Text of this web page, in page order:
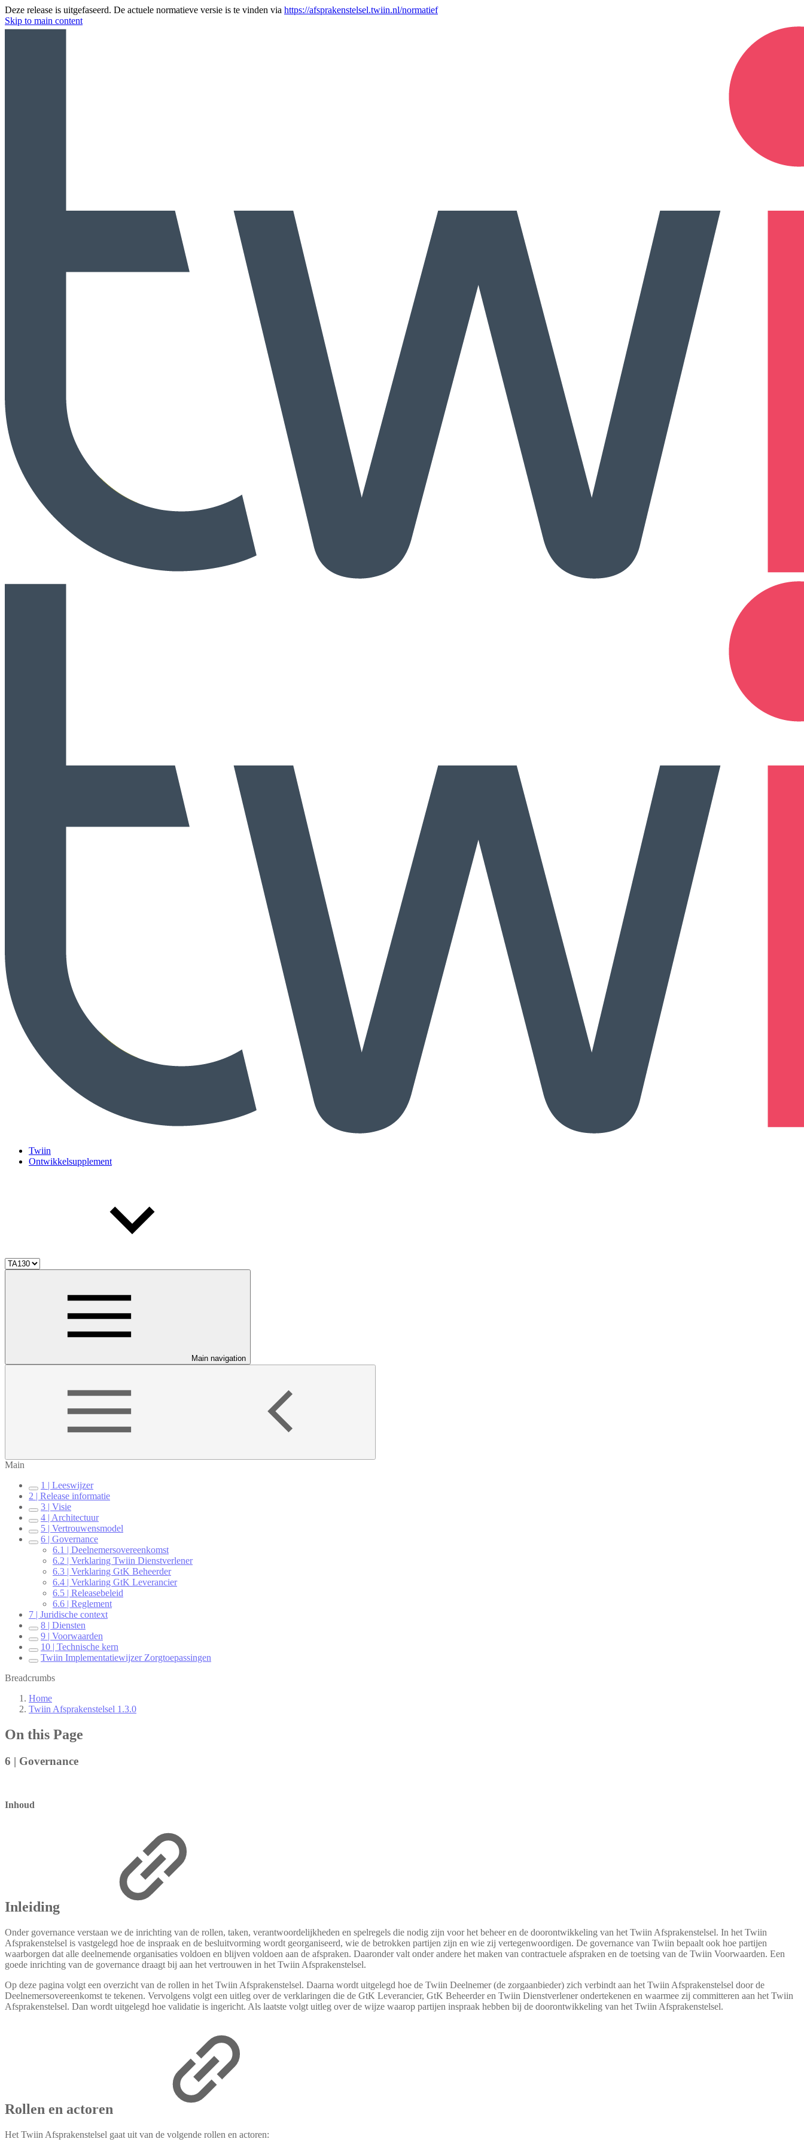
Deze release is uitgefaseerd. De actuele normatieve versie is te vinden via https://afsprakenstelsel.twiin.nl/normatief
Skip to main content
Twiin
Ontwikkelsupplement
Main navigation
Main
1 | Leeswijzer
2 | Release informatie
3 | Visie
4 | Architectuur
5 | Vertrouwensmodel
6 | Governance
6.1 | Deelnemersovereenkomst
6.2 | Verklaring Twiin Dienstverlener
6.3 | Verklaring GtK Beheerder
6.4 | Verklaring GtK Leverancier
6.5 | Releasebeleid
6.6 | Reglement
7 | Juridische context
8 | Diensten
9 | Voorwaarden
10 | Technische kern
Twiin Implementatiewijzer Zorgtoepassingen
Breadcrumbs
Home
Twiin Afsprakenstelsel 1.3.0
On this Page
6 | Governance
Inhoud
Inleiding
Onder governance verstaan we de inrichting van de rollen, taken, verantwoordelijkheden en spelregels die nodig zijn voor het beheer en de doorontwikkeling van het Twiin Afsprakenstelsel. In het Twiin
Afsprakenstelsel is vastgelegd hoe de inspraak en de besluitvorming wordt georganiseerd, wie de betrokken partijen zijn en wie zij vertegenwoordigen. De governance van Twiin bepaalt ook hoe partijen
waarborgen dat alle deelnemende organisaties voldoen en blijven voldoen aan de afspraken. Daaronder valt onder andere het maken van contractuele afspraken en de toetsing van de Twiin Voorwaarden. Een
goede inrichting van de governance draagt bij aan het vertrouwen in het Twiin Afsprakenstelsel.
Op deze pagina volgt een overzicht van de rollen in het Twiin Afsprakenstelsel. Daarna wordt uitgelegd hoe de Twiin Deelnemer (de zorgaanbieder) zich verbindt aan het Twiin Afsprakenstelsel door de
Deelnemersovereenkomst te tekenen. Vervolgens volgt een uitleg over de verklaringen die de GtK Leverancier, GtK Beheerder en Twiin Dienstverlener ondertekenen en waarmee zij committeren aan het Twiin
Afsprakenstelsel. Dan wordt uitgelegd hoe validatie is ingericht. Als laatste volgt uitleg over de wijze waarop partijen inspraak hebben bij de doorontwikkeling van het Twiin Afsprakenstelsel.
Rollen en actoren
Het Twiin Afsprakenstelsel gaat uit van de volgende rollen en actoren: